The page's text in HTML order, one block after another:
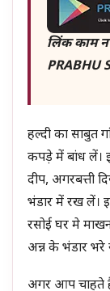
लिंक काम न
PRABHU
हल्दी का साबुत
कपड़े में बांध लें।
दीप, अगरबत्ती
भंडार में रख लें।
रसोई घर मे
अन्न के भंडार भरे
अगर आप चाहते